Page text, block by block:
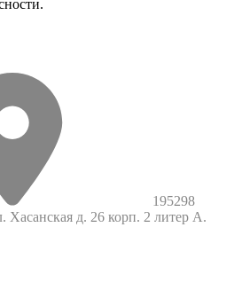
195298
Хасанская д. 26 корп. 2 литер А.